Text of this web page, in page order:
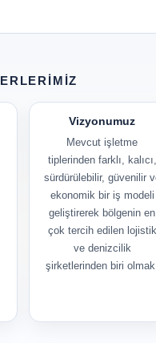
Vizyonumuz
Mevcut işletme
tiplerinden farklı, kalıcı,
sürdürülebilir, güvenilir
ekonomik bir iş modeli
geliştirerek bölgenin en
çok tercih edilen lojistik
ve denizcilik
şirketlerinden biri